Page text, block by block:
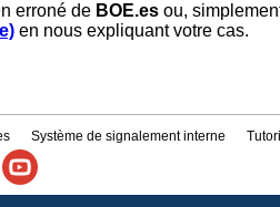
erroné de BOE.es ou,
en nous expliquant votre cas.
Système de signalement interne